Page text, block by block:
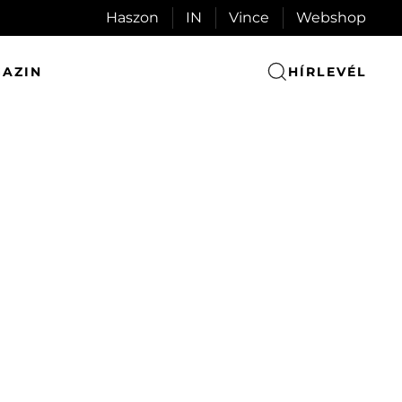
Haszon IN Vince Webshop
HÍRLEVÉL